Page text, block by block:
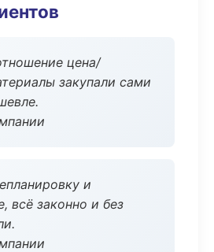
цена/
закупали сами
и
всё законно и без